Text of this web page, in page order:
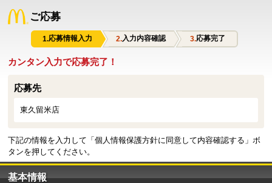
ご応募
応募情報入力 入力内容確認 応募完了
カンタン入力で応募完了！
応募先
東久留米店
下記の情報を入力して「個人情報保護方針に同意して内容確認する」ボ
タンを押してください。
基本情報